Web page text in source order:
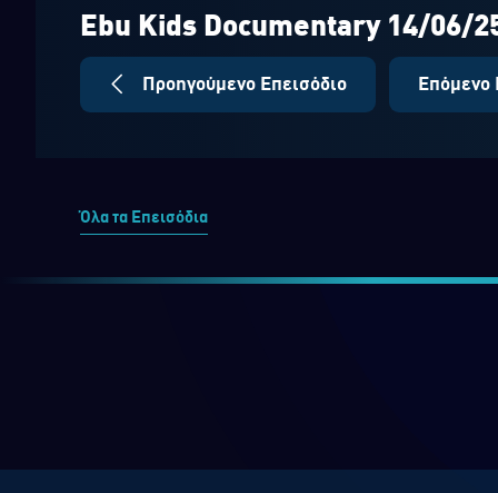
Ebu Kids Documentary 14/06/
Προηγούμενο Επεισόδιο Επόμενο
Όλα τα Επεισόδια